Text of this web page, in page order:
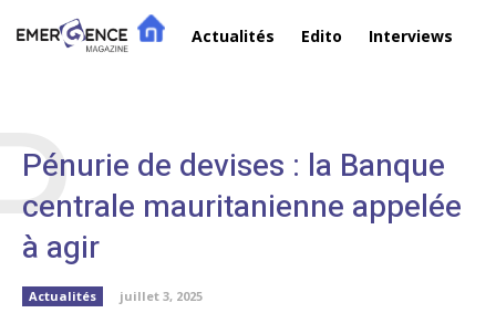
Actualités Edito Interviews
Pénurie de devises : la Banque
centrale mauritanienne appelée
à agir
Actualités juillet 3, 2025